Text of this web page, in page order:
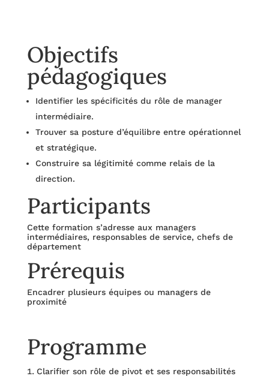
Objectifs
pédagogiques
Identifier les spécificités du rôle de manager
intermédiaire.
Trouver sa posture d’équilibre entre opérationnel
et stratégique.
Construire sa légitimité comme relais de la
direction.
Participants
Cette formation s’adresse aux managers
intermédiaires, responsables de service, chefs de
département
Prérequis
Encadrer plusieurs équipes ou managers de
proximité
Programme
Clarifier son rôle de pivot et ses responsabilités